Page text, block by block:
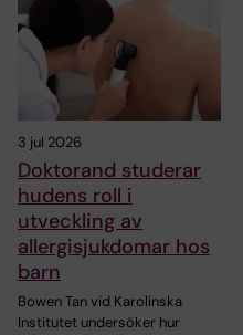
3 jul 2026
Doktorand studerar
hudens roll i
utveckling av
allergisjukdomar hos
barn
Bowen Tan vid Karolinska
Institutet undersöker hur